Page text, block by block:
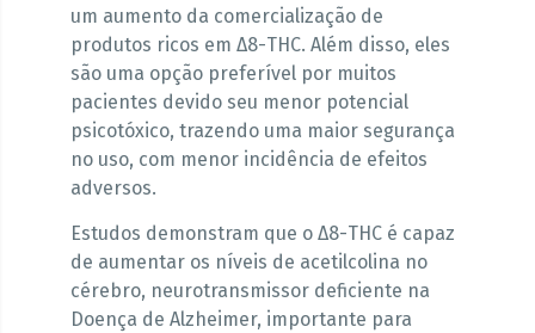
um aumento da comercialização de
produtos ricos em Δ8-THC. Além disso, eles
são uma opção preferível por muitos
pacientes devido seu menor potencial
psicotóxico, trazendo uma maior segurança
no uso, com menor incidência de efeitos
adversos.
Estudos demonstram que o Δ8-THC é capaz
de aumentar os níveis de acetilcolina no
cérebro, neurotransmissor deficiente na
Doença de Alzheimer, importante para